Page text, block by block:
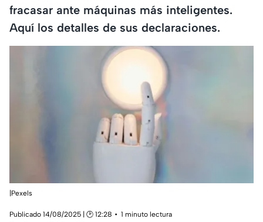
fracasar ante máquinas más inteligentes.
Aquí los detalles de sus declaraciones.
|Pexels
Publicado 14/08/2025 | 🕑 12:28
1 minuto lectura